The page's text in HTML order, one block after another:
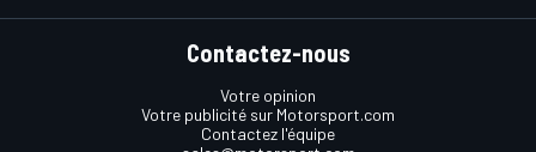
Contactez-nous
Votre opinion
Votre publicité sur Motorsport.com
Contactez l'équipe